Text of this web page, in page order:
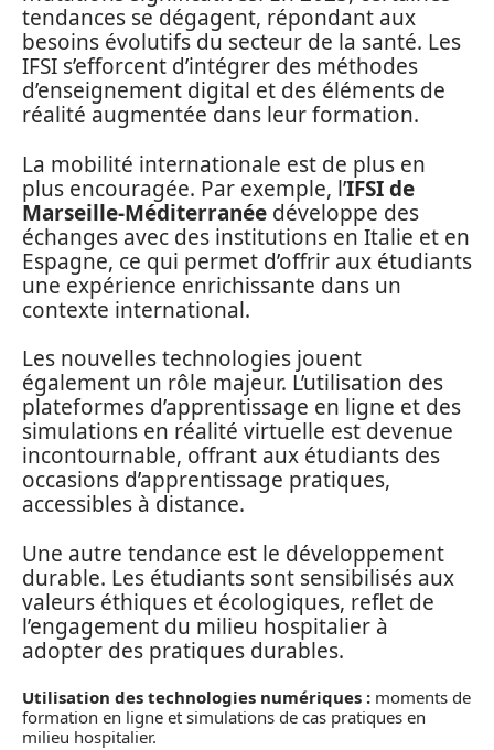
tendances se dégagent, répondant aux
besoins évolutifs du secteur de la santé. Les
IFSI s’efforcent d’intégrer des méthodes
d’enseignement digital et des éléments de
réalité augmentée dans leur formation.
La mobilité internationale est de plus en
plus encouragée. Par exemple, l’IFSI de
Marseille-Méditerranée développe des
échanges avec des institutions en Italie et en
Espagne, ce qui permet d’offrir aux étudiants
une expérience enrichissante dans un
contexte international.
Les nouvelles technologies jouent
également un rôle majeur. L’utilisation des
plateformes d’apprentissage en ligne et des
simulations en réalité virtuelle est devenue
incontournable, offrant aux étudiants des
occasions d’apprentissage pratiques,
accessibles à distance.
Une autre tendance est le développement
durable. Les étudiants sont sensibilisés aux
valeurs éthiques et écologiques, reflet de
l’engagement du milieu hospitalier à
adopter des pratiques durables.
Utilisation des technologies numériques : moments de
formation en ligne et simulations de cas pratiques en
milieu hospitalier.